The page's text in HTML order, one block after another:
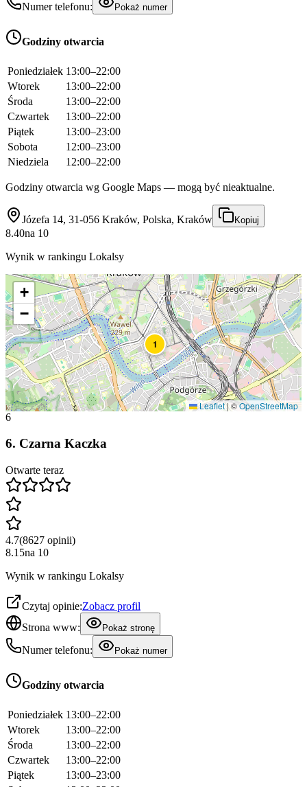
Numer telefonu: Pokaż numer
Godziny otwarcia
Poniedziałek 13:00–22:00
Wtorek
13:00–22:00
Środa
13:00–22:00
Czwartek
13:00–22:00
Piątek
13:00–23:00
Sobota
12:00–23:00
Niedziela
12:00–22:00
Godziny otwarcia wg Google Maps — mogą być nieaktualne.
Józefa 14, 31-056 Kraków, Polska, Kraków Kopiuj
8.40na 10
Wynik w rankingu Lokalsy
1
+
−
Leaflet|©OpenStreetMap
6
6. Czarna Kaczka
Otwarte teraz
4.7(8627 opinii)
8.15na 10
Wynik w rankingu Lokalsy
Czytaj opinie:Zobacz profil
Strona www:
Pokaż stronę
Numer telefonu: Pokaż numer
Godziny otwarcia
Poniedziałek 13:00–22:00
Wtorek
13:00–22:00
Środa
13:00–22:00
Czwartek
13:00–22:00
Piątek
13:00–23:00